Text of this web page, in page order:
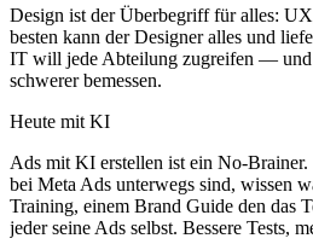
Design ist der Überbegriff für alles:
besten kann der Designer alles und
IT will jede Abteilung zugreifen — und
schwerer bemessen.
Heute mit KI
Ads mit KI erstellen ist ein No-
bei Meta Ads unterwegs sind, wissen
Training, einem Brand Guide den das
jeder seine Ads selbst. Bessere Tests,